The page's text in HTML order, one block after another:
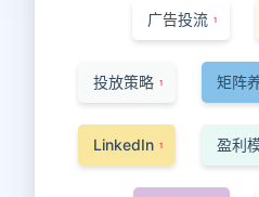
广告投流 1
投放策略 1 矩阵
LinkedIn 1 盈利